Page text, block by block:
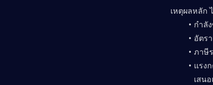
เหตุผลหลัก
กำลั
อัตร
ภาษี
แรง
เสน